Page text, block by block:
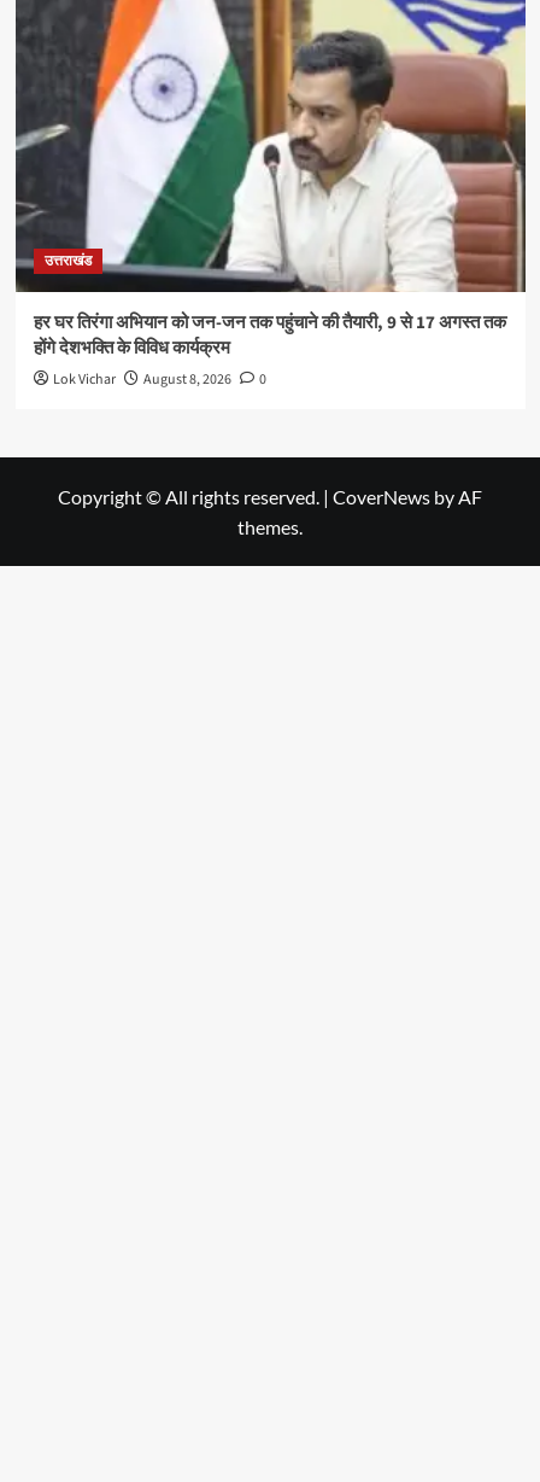
उत्तराखंड
हर घर तिरंगा अभियान को जन-जन तक पहुंचाने की तैयारी, 9 से 17 अगस्त तक
होंगे देशभक्ति के विविध कार्यक्रम
Lok Vichar August 8, 2026 0
Copyright © All rights reserved. | CoverNews by AF
themes.